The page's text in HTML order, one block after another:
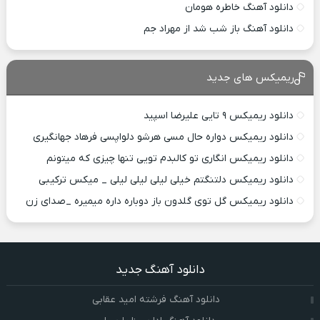
دانلود آهنگ خاطره هومان
دانلود آهنگ باز شب شد از مهراد جم
ریمیکس های جدید
دانلود ریمیکس ۹ تایی علیرضا اسپید
دانلود ریمیکس دواره حال مسی هرشو دلواپسی فرهاد جهانگیری
دانلود ریمیکس انگاری تو کالبدم تویی تنها چیزی که میتونم
دانلود ریمیکس دلتنگتم خیلی لیلی لیلی لیلی _ میکس ترکیبی
دانلود ریمیکس گل توی گلدون باز دوباره داره میمیره _صدای زن
دانلود آهنگ جدید
دانلود آهنگ فرشته امید عقابی